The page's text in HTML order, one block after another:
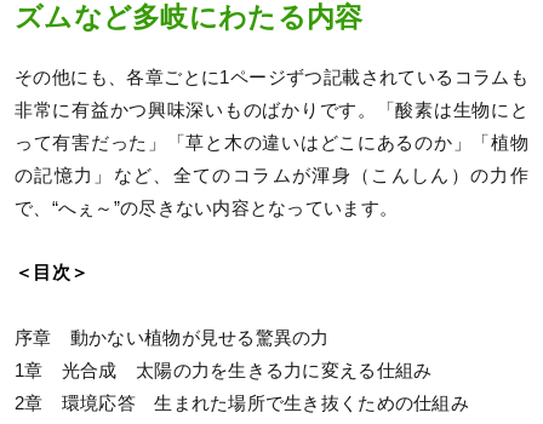
ズムなど多岐にわたる内容
その他にも、各章ごとに1ページずつ記載されているコラムも
非常に有益かつ興味深いものばかりです。「酸素は生物にと
って有害だった」「草と木の違いはどこにあるのか」「植物
の記憶力」など、全てのコラムが渾身（こんしん）の力作
で、“へぇ～”の尽きない内容となっています。
＜目次＞
序章 動かない植物が見せる驚異の力
1章 光合成 太陽の力を生きる力に変える仕組み
2章 環境応答 生まれた場所で生き抜くための仕組み